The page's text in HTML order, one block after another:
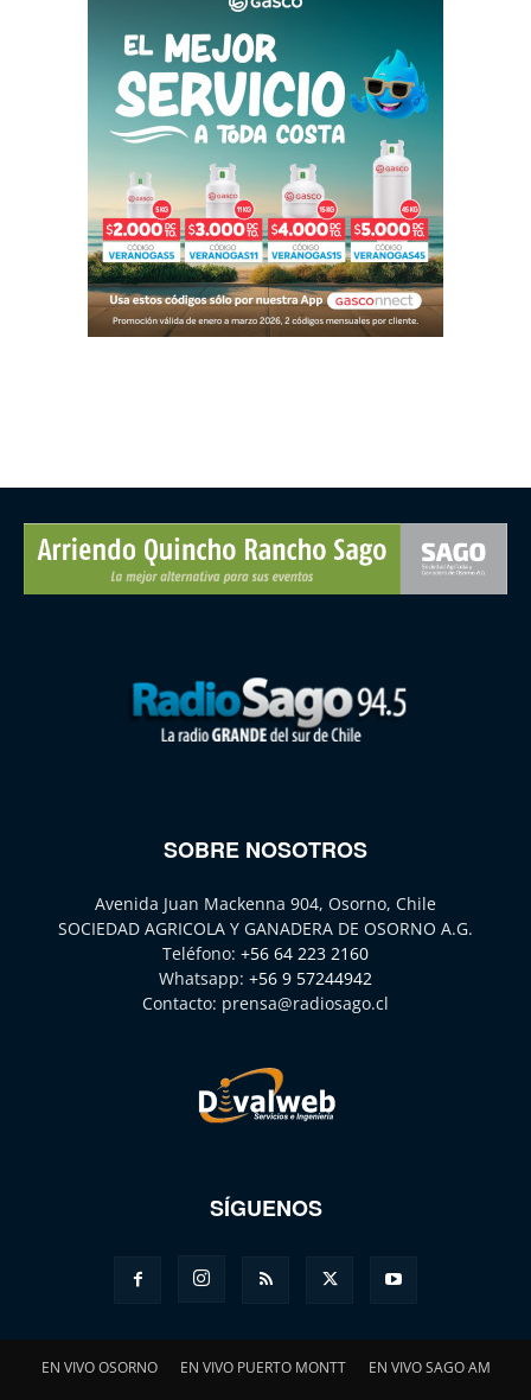
SOBRE NOSOTROS
Avenida Juan Mackenna 904, Osorno, Chile
SOCIEDAD AGRICOLA Y GANADERA DE OSORNO A.G.
Teléfono: +56 64 223 2160
Whatsapp: +56 9 57244942
Contacto: prensa@radiosago.cl
SÍGUENOS
EN VIVO OSORNO EN VIVO PUERTO MONTT EN VIVO SAGO AM